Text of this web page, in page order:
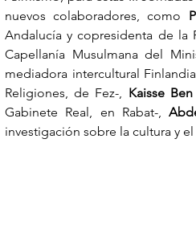
nuevos colaboradores, como
Andalucía y copresidenta de la
Capellanía Musulmana del
mediadora intercultural
Religiones, de Fez-, Kaisse Ben
Gabinete Real, en Rabat-,
investigación sobre la cultura y